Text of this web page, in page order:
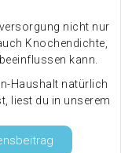
nicht nur
Knochendichte,
kann.
Haushalt natürlich
liest du in unserem